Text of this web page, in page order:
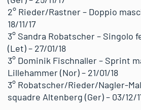
2° Rieder/Rastner – Doppio
18/11/17
3° Sandra Robatscher – Singolo
(Let) – 27/01/18
3° Dominik Fischnaller – Sprint
Lillehammer (Nor) – 21/01/18
3° Robatscher/Rieder/Nagler-
squadre Altenberg (Ger) – 03/12/